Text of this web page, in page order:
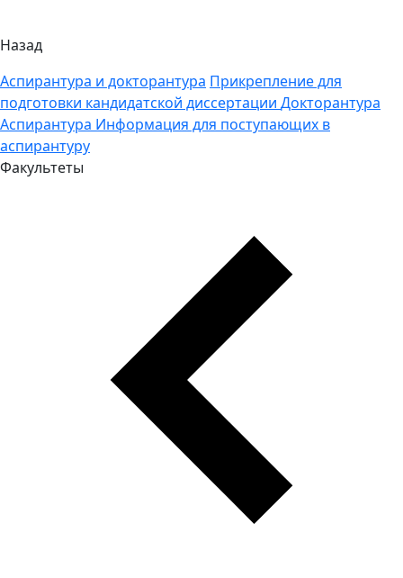
Назад
Аспирантура и докторантура Прикрепление для
подготовки кандидатской диссертации Докторантура
Аспирантура Информация для поступающих в
аспирантуру
Факультеты